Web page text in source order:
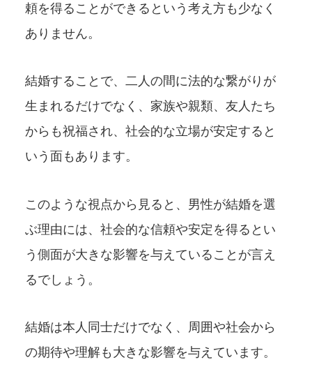
頼を得ることができるという考え方も少なく
ありません。
結婚することで、二人の間に法的な繋がりが
生まれるだけでなく、家族や親類、友人たち
からも祝福され、社会的な立場が安定すると
いう面もあります。
このような視点から見ると、男性が結婚を選
ぶ理由には、社会的な信頼や安定を得るとい
う側面が大きな影響を与えていることが言え
るでしょう。
結婚は本人同士だけでなく、周囲や社会から
の期待や理解も大きな影響を与えています。